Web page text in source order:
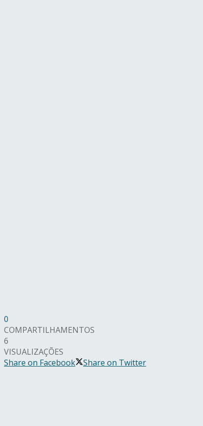
0
COMPARTILHAMENTOS
6
VISUALIZAÇÕES
Share on Facebook
Share on Twitter